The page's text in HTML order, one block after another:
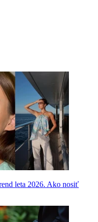
leta 2026. Ako nosiť